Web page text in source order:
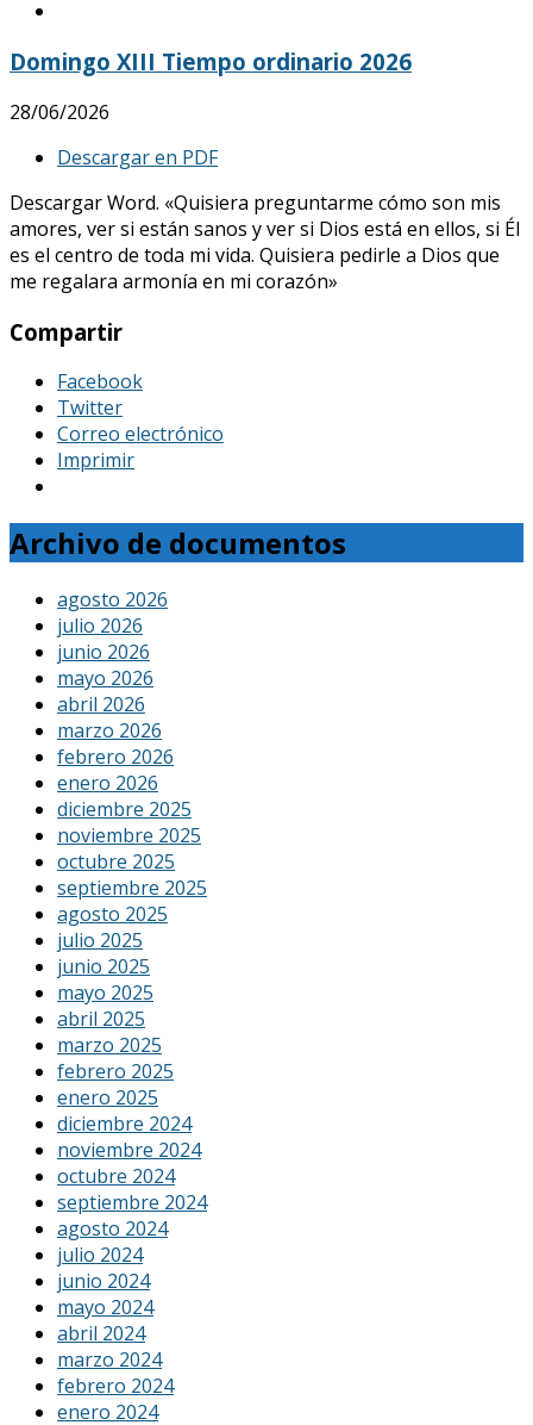
Domingo XIII Tiempo ordinario 2026
28/06/2026
Descargar en PDF
Descargar Word. «Quisiera preguntarme cómo son mis
amores, ver si están sanos y ver si Dios está en ellos, si Él
es el centro de toda mi vida. Quisiera pedirle a Dios que
me regalara armonía en mi corazón»
Compartir
Facebook
Twitter
Correo electrónico
Imprimir
Archivo de documentos
agosto 2026
julio 2026
junio 2026
mayo 2026
abril 2026
marzo 2026
febrero 2026
enero 2026
diciembre 2025
noviembre 2025
octubre 2025
septiembre 2025
agosto 2025
julio 2025
junio 2025
mayo 2025
abril 2025
marzo 2025
febrero 2025
enero 2025
diciembre 2024
noviembre 2024
octubre 2024
septiembre 2024
agosto 2024
julio 2024
junio 2024
mayo 2024
abril 2024
marzo 2024
febrero 2024
enero 2024